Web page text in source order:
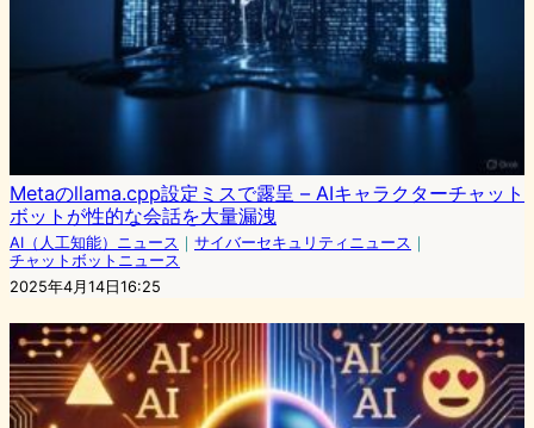
Metaのllama.cpp設定ミスで露呈 – AIキャラクターチャット
ボットが性的な会話を大量漏洩
AI（人工知能）ニュース ｜ サイバーセキュリティニュース ｜
チャットボットニュース
2025年4月14日16:25